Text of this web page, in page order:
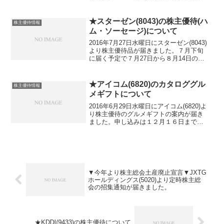
にもあるんです。一部の店舗にしかない
のですが【イ...
株主優待情報
★スターゼン(8043)の株主優待(ハ
ム・ソーセージ)について
2016年7月27日水曜日にスターゼン(8043)
より株主優待品が届きました。７月下旬
に届く予定で７月27日から８月14日の間
パックで届きました。ローマイヤのハム
ソー...
株主優待情報
★アイコム(6820)のカタロググル
メギフトについて
2016年6月29日水曜日にアイコム(6820)よ
り株主優待のグルメギフトの案内が届き
ました。申し込みは１２月１６日までと
▼今年より株主総会土産廃止宣言▼JXTG
ホールディングス(5020)より定時株主総
会の招集通知が届きました。
★KDDI(9433)の株主優待について